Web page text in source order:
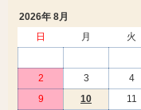
2026年 8月
日
月 火
2
3 4
9
10 11